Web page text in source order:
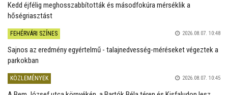
Kedd éjfélig meghosszabbították és másodfokúra mérséklik a
hőségriasztást
FEHÉRVÁRI SZÍNES 2026.08.07. 10:48
Sajnos az eredmény egyértelmű - talajnedvesség-méréseket végeztek a
parkokban
KÖZLEMÉNYEK 2026.08.07. 10:45